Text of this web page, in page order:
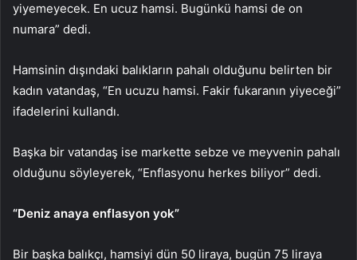
yiyemeyecek. En ucuz hamsi. Bugünkü hamsi de on
numara” dedi.
Hamsinin dışındaki balıkların pahalı olduğunu belirten bir
kadın vatandaş, “En ucuzu hamsi. Fakir fukaranın yiyeceği”
ifadelerini kullandı.
Başka bir vatandaş ise markette sebze ve meyvenin pahalı
olduğunu söyleyerek, “Enflasyonu herkes biliyor” dedi.
“Deniz anaya enflasyon yok”
Bir başka balıkçı, hamsiyi dün 50 liraya, bugün 75 liraya